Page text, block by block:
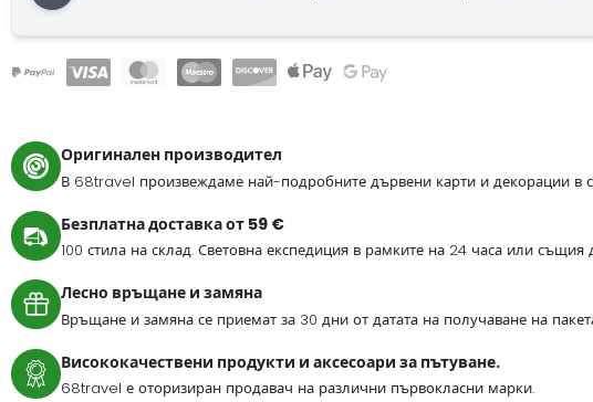
Оригинален производител
В 68travel произвеждаме най-подробните дървени карти и декорации в
Безплатна доставка от 59 €
100 стила на склад. Световна експедиция в рамките на 24 часа или същия
Лесно връщане и замяна
Връщане и замяна се приемат за 30 дни от датата на получаване на
Висококачествени продукти и аксесоари за пътуване.
68travel е оторизиран продавач на различни първокласни марки.